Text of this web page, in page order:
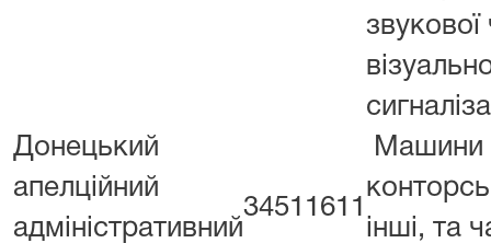
звукової
Донецький
апелційний
адміністративний
34511611
Машини
інші, та